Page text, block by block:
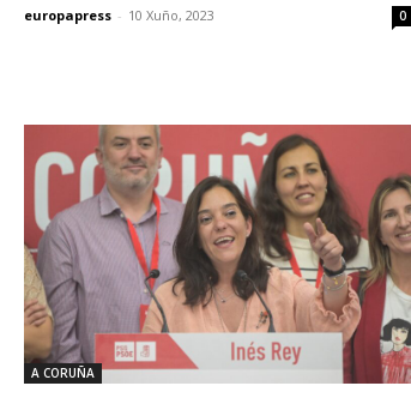
europapress - 10 Xuño, 2023 0
A CORUÑA